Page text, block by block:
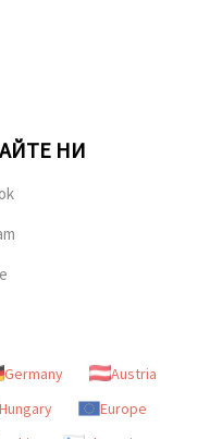
НИ
Germany
Austria
Europe